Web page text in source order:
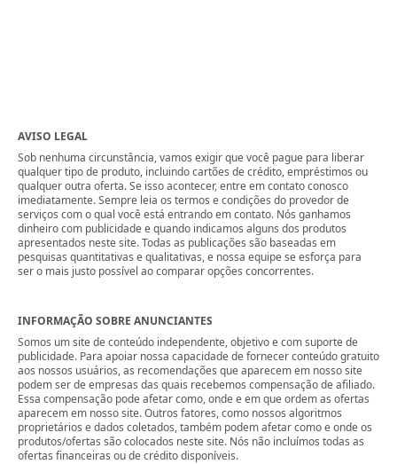
AVISO LEGAL
Sob nenhuma circunstância, vamos exigir que você pague para liberar
qualquer tipo de produto, incluindo cartões de crédito, empréstimos ou
qualquer outra oferta. Se isso acontecer, entre em contato conosco
imediatamente. Sempre leia os termos e condições do provedor de
serviços com o qual você está entrando em contato. Nós ganhamos
dinheiro com publicidade e quando indicamos alguns dos produtos
apresentados neste site. Todas as publicações são baseadas em
pesquisas quantitativas e qualitativas, e nossa equipe se esforça para
ser o mais justo possível ao comparar opções concorrentes.
INFORMAÇÃO SOBRE ANUNCIANTES
Somos um site de conteúdo independente, objetivo e com suporte de
publicidade. Para apoiar nossa capacidade de fornecer conteúdo gratuito
aos nossos usuários, as recomendações que aparecem em nosso site
podem ser de empresas das quais recebemos compensação de afiliado.
Essa compensação pode afetar como, onde e em que ordem as ofertas
aparecem em nosso site. Outros fatores, como nossos algoritmos
proprietários e dados coletados, também podem afetar como e onde os
produtos/ofertas são colocados neste site. Nós não incluímos todas as
ofertas financeiras ou de crédito disponíveis.